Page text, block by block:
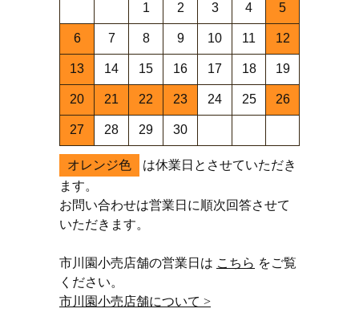
1 2 3 4 5
6 7 8 9 10 11 12
13 14 15 16 17 18 19
20 21 22 23 24 25 26
27 28 29 30
オレンジ色
は休業日とさせていただき
ます。
お問い合わせは営業日に順次回答させて
いただきます。
市川園小売店舗の営業日は こちら をご覧
ください。
市川園小売店舗について >